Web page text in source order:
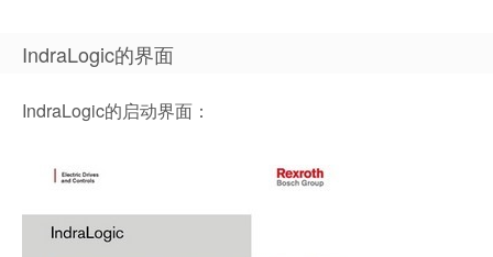
IndraLogic的界面
IndraLogic的启动界面：